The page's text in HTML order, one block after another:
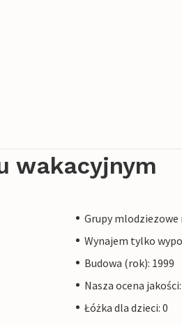
wakacyjnym
Grupy
Wynajem tylko
Budowa (rok): 1999
Nasza ocena
Łóżka dla dzieci: 0